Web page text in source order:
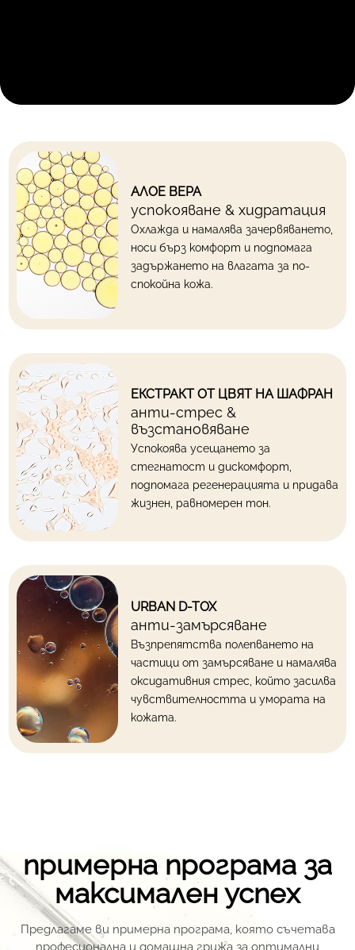
АЛОЕ ВЕРА
успокояване & хидратация
Охлажда и намалява зачервяването,
носи бърз комфорт и подпомага
задържането на влагата за по-
спокойна кожа.
ЕКСТРАКТ ОТ ЦВЯТ НА ШАФРАН
анти-стрес &
възстановяване
Успокоява усещането за
стегнатост и дискомфорт,
подпомага регенерацията и придава
жизнен, равномерен тон.
URBAN D-TOX
анти-замърсяване
Възпрепятства полепването на
частици от замърсяване и намалява
оксидативния стрес, който засилва
чувствителността и умората на
кожата.
примерна програма за
максимален успех
Предлагаме ви примерна програма, която съчетава
професионална и домашна грижа за оптимални